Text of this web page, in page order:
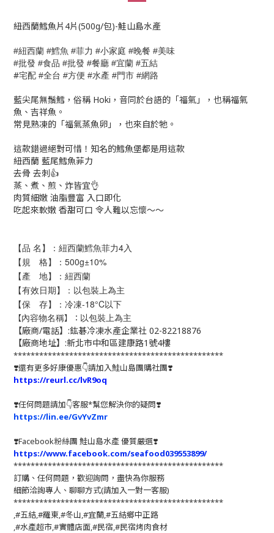
紐西蘭鱈魚片4片(500g/包)-鮭山島水產
#紐西蘭 #鱈魚 #菲力 #小家庭 #晚餐 #美味
#批發 #食品 #批發 #餐廳 #宜蘭 #五結
#宅配 #全台 #方便 #水產 #門市 #網路
藍尖尾無鬚鱈，俗稱 Hoki，音同於台語的「福氣」，也稱福氣
魚、吉祥魚。
常見熟凍的「福氣蒸魚卵」，也來自於牠。
這款錯過絕對可惜！知名的鱈魚堡都是用這款
紐西蘭 藍尾鱈魚菲力
去骨 去刺👍
蒸、煮、煎、炸皆宜👌
肉質細嫩 油脂豐富 入口即化
吃起來軟嫩 香甜可口 令人難以忘懷～～
【品 名】： 紐西蘭鱈魚菲力4入
【規 格】：500g±10%
【產 地】：紐西蘭
【有效日期】：以包裝上為主
【保 存】：冷凍-18°C以下
【內容物名稱】： 以包裝上為主
【廠商/電話】:鈜碁冷凍水產企業社 02-82218876
【廠商地址】:新北市中和區建康路1號4樓
*************************************************
❣️還有更多好康優惠👇請加入鮭山島團購社團❣️
https://reurl.cc/lvR9oq
❣️任何問題請加👇客服*幫您解決你的疑問❣️
https://lin.ee/GvYvZmr
❣️Facebook粉絲團 鮭山島水產 優質嚴選❣️
https://www.facebook.com/seafood039553899/
*************************************************
訂購、任何問題，歡迎詢問，盡快為你服務
細節洽詢專人、聊聊方式(請加入一對一客服)
*************************************************
,#五結,#羅東,#冬山,#宜蘭,#五結鄉中正路
,#水產超市,#實體店面,#民宿,#民宿烤肉食材